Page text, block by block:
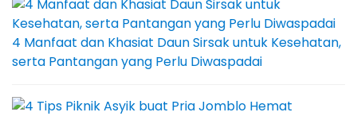
4 Manfaat dan Khasiat Daun Sirsak untuk Kesehatan,
serta Pantangan yang Perlu Diwaspadai